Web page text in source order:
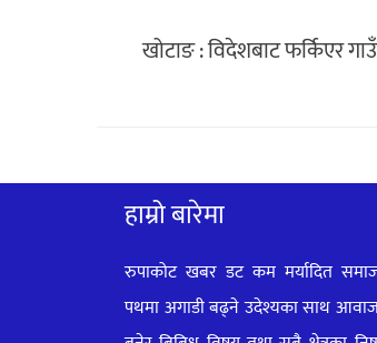
खोटाङ : विदेशबाट फर्किएर
हाम्रो बारेमा
रुपाकोट खबर डट कम मर्यादित
पथमा अगाडी बढ्ने उदेश्यका साथ